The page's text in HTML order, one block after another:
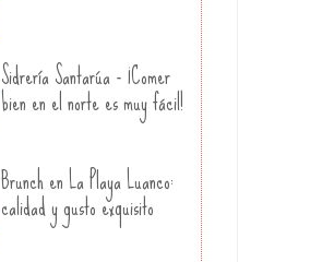
Sidrería Santarúa - ¡Comer
bien en el norte es muy fácil!
Brunch en La Playa Luanco:
calidad y gusto exquisito